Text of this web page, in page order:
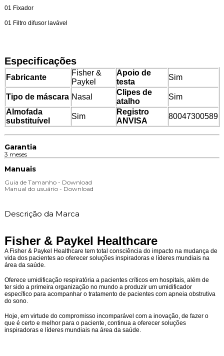
01 Fixador
01 Filtro difusor lavável
Especificações
Fabricante
Fisher &
Paykel
Apoio de
testa
Sim
Tipo de máscara Nasal
Clipes de
atalho
Sim
Almofada
substituível
Sim
Registro
ANVISA
80047300589
Garantia
3 meses
Manuais
Guia de Tamanho - Download
Manual do usuário - Download
Descrição da Marca
Fisher & Paykel Healthcare
A Fisher & Paykel Healthcare tem total consciência do impacto na mudança de
vida dos pacientes ao oferecer soluções inspiradoras e líderes mundiais na
área da saúde.
Oferece umidificação respiratória a pacientes críticos em hospitais, além de
ter sido a primeira organização no mundo a produzir um umidificador
específico para acompanhar o tratamento de pacientes com apneia obstrutiva
do sono.
Hoje, em virtude do compromisso incomparável com a inovação, de fazer o
que é certo e melhor para o paciente, continua a oferecer soluções
inspiradoras e líderes mundiais na área da saúde.